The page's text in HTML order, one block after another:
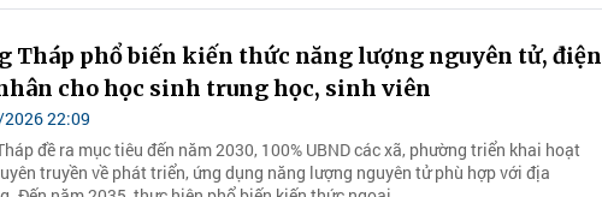
Tháp phổ biến kiến thức năng lượng nguyên tử, điện
cho học sinh trung học, sinh viên
22:09
đề ra mục tiêu đến năm 2030, 100% UBND các xã, phường triển khai hoạt
truyền về phát triển, ứng dụng năng lượng nguyên tử phù hợp với địa